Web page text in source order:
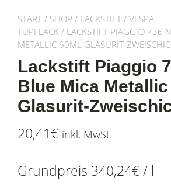
START / SHOP / LACKSTIFT / VESPA-
TUPFLACK / LACKSTIFT PIAGGIO 736
METALLIC 60ML GLASURIT-
Lackstift Piaggio
Blue Mica Metallic
Glasurit-
20,41€ inkl. MwSt.
Grundpreis 340,24€/ l